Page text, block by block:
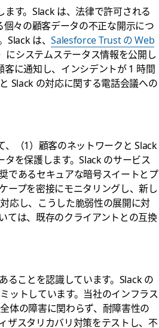
す。Slack は、法律で許可される
々の顧客データの不正な開示につ
Slack は、Salesforce Trust の Web
にシステムステータス情報を公開し
に通知し、インシデントが 1 時間
Slack の対応に関する電話会議への
（1）顧客のネットワークと Slack
を保護します。Slack のサービス
であるセキュアな暗号スイートとプ
ープを密接にモニタリングし、新し
応し、こうした脆弱性の展開に対
ては、既存のクライアントとの互換
ることを認識しています。Slack の
ットしています。当社のインフラス
体の障害に関わらず、耐障害性の
ザスタリカバリ対策をテストし、不